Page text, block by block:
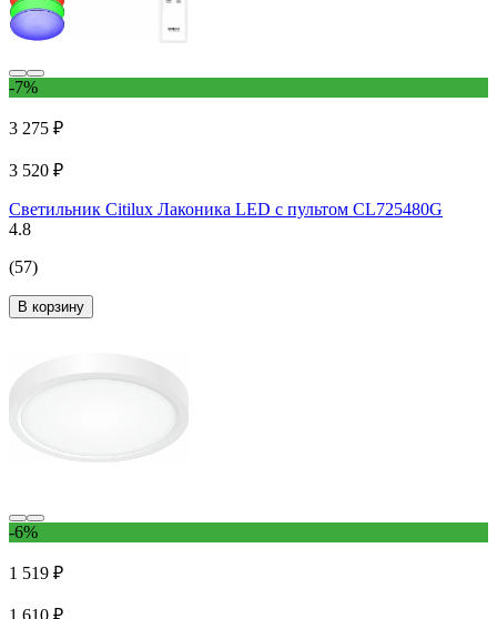
-7%
3 275 ₽
3 520 ₽
Светильник Citilux Лаконика LED с пультом CL725480G
4.8
(57)
В корзину
-6%
1 519 ₽
1 610 ₽